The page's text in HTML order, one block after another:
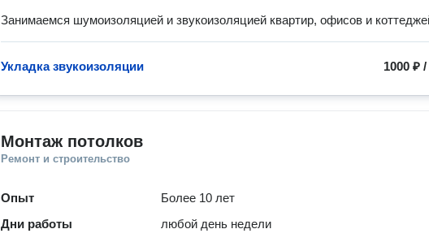
Занимаемся шумоизоляцией и звукоизоляцией квартир, офисов и
1000 ₽ /
Укладка звукоизоляции
Монтаж потолков
Ремонт и строительство
Опыт
Более 10 лет
Дни работы
любой день недели